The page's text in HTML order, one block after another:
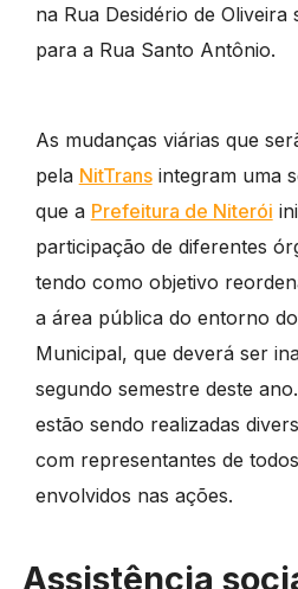
na Rua Desidério de Oliveira
para a Rua Santo Antônio.
As mudanças viárias que
pela NitTransintegram uma
que a Prefeitura de Niterói
participação de diferentes
tendo como objetivo
a área pública do entorno
Municipal, que deverá ser
segundo semestre deste
estão sendo realizadas
com representantes de
envolvidos nas ações.
Assistência